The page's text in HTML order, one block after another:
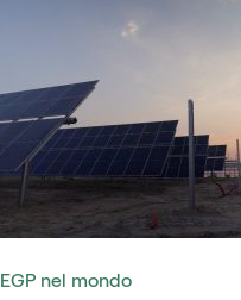
EGP nel mondo